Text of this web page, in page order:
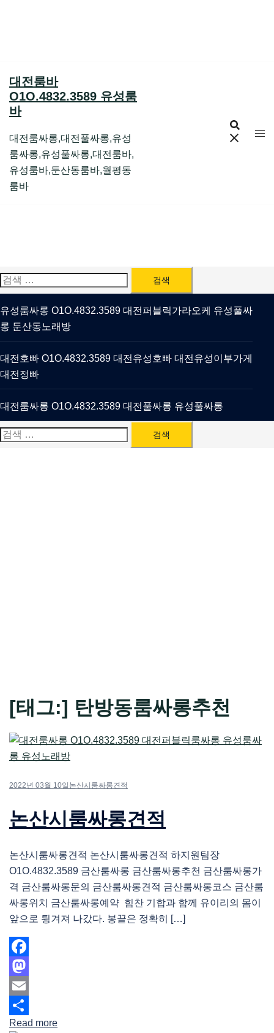
대전룸바
O1O.4832.3589 유성룸
바
대전룸싸롱,대전풀싸롱,유성
룸싸롱,유성풀싸롱,대전룸바,
유성룸바,둔산동룸바,월평동
룸바
검
색:
유성룸싸롱 O1O.4832.3589 대전퍼블릭가라오케 유성풀싸
롱 둔산동노래방
대전호빠 O1O.4832.3589 대전유성호빠 대전유성이부가게
대전정빠
대전룸싸롱 O1O.4832.3589 대전풀싸롱 유성풀싸롱
검
[태그:] 탄방동룸싸롱추천
2022년 03월 10일 논산시룸싸롱견적
논산시룸싸롱견적
논산시룸싸롱견적 논산시룸싸롱견적 하지원팀장
O1O.4832.3589 금산룸싸롱 금산룸싸롱추천 금산룸싸롱가
격 금산룸싸롱문의 금산룸싸롱견적 금산룸싸롱코스 금산룸
싸롱위치 금산룸싸롱예약 힘찬 기합과 함께 유이리의 몸이
앞으로 튕겨져 나갔다. 봉끝은 정확히 […]
Facebook
Mastodon
Email
Share
Read more